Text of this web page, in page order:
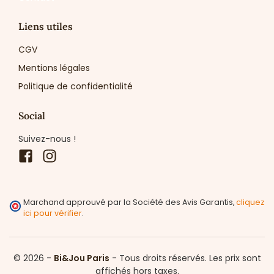
Liens utiles
CGV
Mentions légales
Politique de confidentialité
Social
Suivez-nous !
Facebook
Marchand approuvé par la Société des Avis Garantis,cliquez
ici pour vérifier.
© 2026 - Bi&Jou Paris - Tous droits réservés. Les prix sont
affichés hors taxes.